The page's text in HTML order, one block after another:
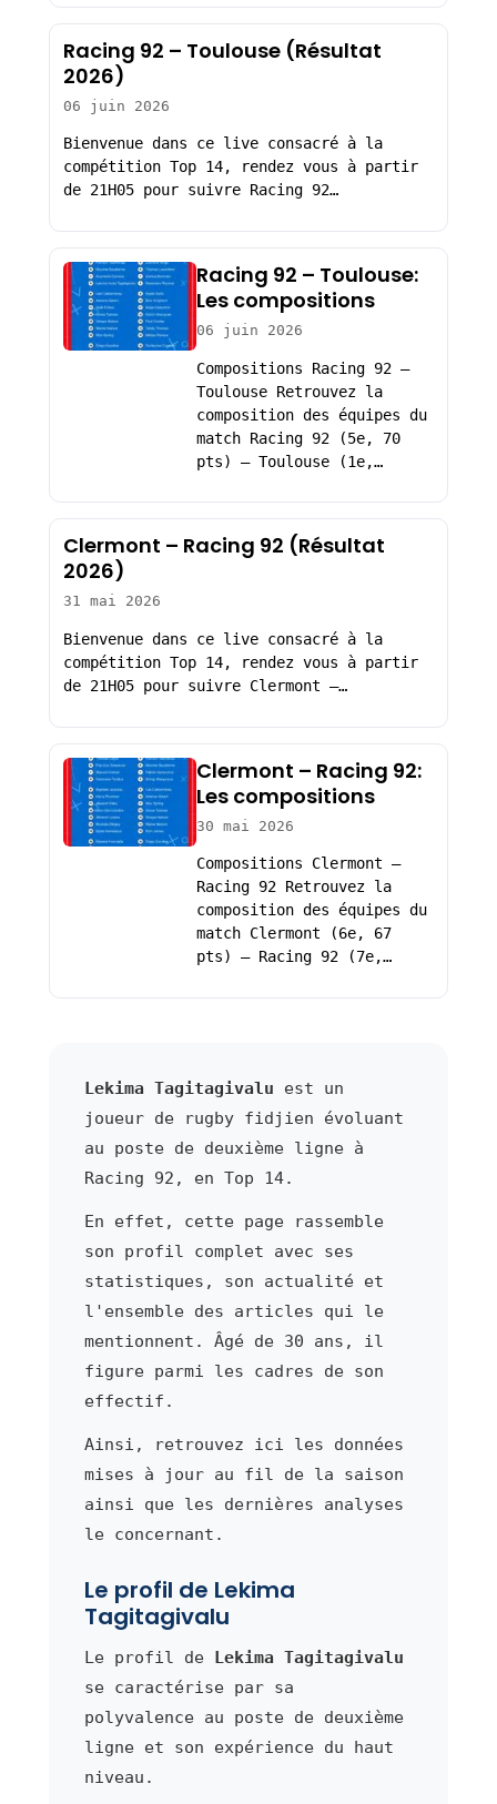
Racing 92 – Toulouse (Résultat
2026)
06 juin 2026
Bienvenue dans ce live consacré à la
compétition Top 14, rendez vous à partir
de 21H05 pour suivre Racing 92…
Racing 92 – Toulouse:
Les compositions
06 juin 2026
Compositions Racing 92 –
Toulouse Retrouvez la
composition des équipes du
match Racing 92 (5e, 70
pts) – Toulouse (1e,…
Clermont – Racing 92 (Résultat
2026)
31 mai 2026
Bienvenue dans ce live consacré à la
compétition Top 14, rendez vous à partir
de 21H05 pour suivre Clermont –…
Clermont – Racing 92:
Les compositions
30 mai 2026
Compositions Clermont –
Racing 92 Retrouvez la
composition des équipes du
match Clermont (6e, 67
pts) – Racing 92 (7e,…
Lekima Tagitagivalu est un
joueur de rugby fidjien évoluant
au poste de deuxième ligne à
Racing 92, en Top 14.
En effet, cette page rassemble
son profil complet avec ses
statistiques, son actualité et
l'ensemble des articles qui le
mentionnent. Âgé de 30 ans, il
figure parmi les cadres de son
effectif.
Ainsi, retrouvez ici les données
mises à jour au fil de la saison
ainsi que les dernières analyses
le concernant.
Le profil de Lekima
Tagitagivalu
Le profil de Lekima Tagitagivalu
se caractérise par sa
polyvalence au poste de deuxième
ligne et son expérience du haut
niveau.